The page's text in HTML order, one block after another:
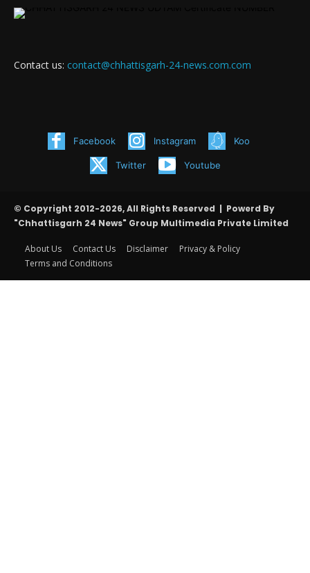
Contact us: contact@chhattisgarh-24-news.com.com
Facebook Instagram Koo
Twitter Youtube
© Copyright 2012-2026, All Rights Reserved | Powerd By
"Chhattisgarh 24 News" Group Multimedia Private Limited
About Us Contact Us Disclaimer
Privacy & Policy
Terms and Conditions